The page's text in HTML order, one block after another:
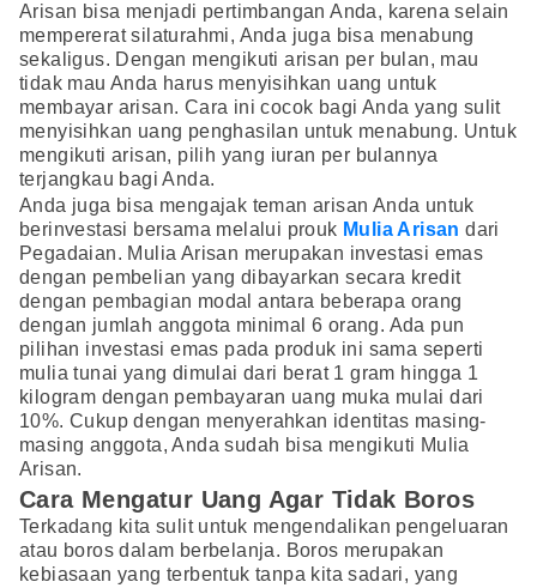
Arisan bisa menjadi pertimbangan Anda, karena selain
mempererat silaturahmi, Anda juga bisa menabung
sekaligus. Dengan mengikuti arisan per bulan, mau
tidak mau Anda harus menyisihkan uang untuk
membayar arisan. Cara ini cocok bagi Anda yang sulit
menyisihkan uang penghasilan untuk menabung. Untuk
mengikuti arisan, pilih yang iuran per bulannya
terjangkau bagi Anda.
Anda juga bisa mengajak teman arisan Anda untuk
berinvestasi bersama melalui prouk Mulia Arisan dari
Pegadaian. Mulia Arisan merupakan investasi emas
dengan pembelian yang dibayarkan secara kredit
dengan pembagian modal antara beberapa orang
dengan jumlah anggota minimal 6 orang. Ada pun
pilihan investasi emas pada produk ini sama seperti
mulia tunai yang dimulai dari berat 1 gram hingga 1
kilogram dengan pembayaran uang muka mulai dari
10%. Cukup dengan menyerahkan identitas masing-
masing anggota, Anda sudah bisa mengikuti Mulia
Arisan.
Cara Mengatur Uang Agar Tidak Boros
Terkadang kita sulit untuk mengendalikan pengeluaran
atau boros dalam berbelanja. Boros merupakan
kebiasaan yang terbentuk tanpa kita sadari, yang